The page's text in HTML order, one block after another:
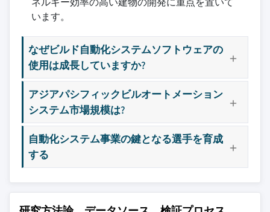
います。
なぜビルド自動化システムソフトウェアの
使用は成長していますか?
アジアパシフィックビルオートメーション
システム市場規模は?
自動化システム事業の鍵となる選手を育成
する